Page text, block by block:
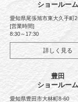
ショールーム
愛知県尾張旭市東大久手町
[営業時間]
8:30～17:30
詳しく見る
豊田
ショールーム
愛知県豊田市大林町8-60